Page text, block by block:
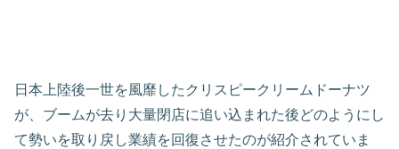
日本上陸後一世を風靡したクリスピークリームドーナツ
が、ブームが去り大量閉店に追い込まれた後どのようにし
て勢いを取り戻し業績を回復させたのが紹介されていま